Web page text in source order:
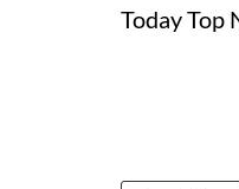
Today